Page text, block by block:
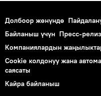
Долбоор жөнүндө
Байланыш үчүн Пресс-
Компаниялардын
Cookie колдонуу жана
саясаты
Кайра байланыш